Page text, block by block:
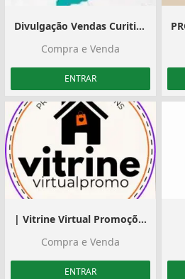
Divulgação Vendas Curitiba e Região
Compra e Venda
ENTRAR
| Vitrine Virtual Promoções |
Compra e Venda
ENTRAR